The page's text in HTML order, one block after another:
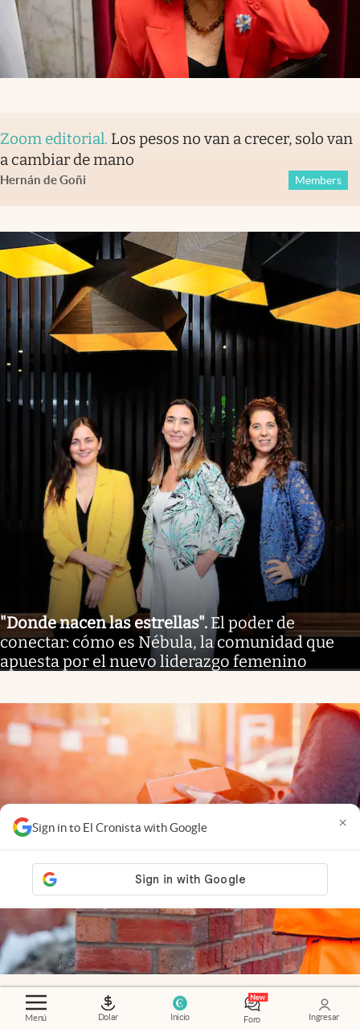
Menú Dolar Inicio Foro Ingresar
Sign in to El Cronista with Google ×
Zoom editorial. Los pesos no van a crecer, solo van
a cambiar de mano
Hernán de Goñi Members
"Donde nacen las estrellas". El poder de
conectar: cómo es Nébula, la comunidad que
apuesta por el nuevo liderazgo femenino
Emprendedores
Por qué nada de lo que vale la
pena crece en línea recta